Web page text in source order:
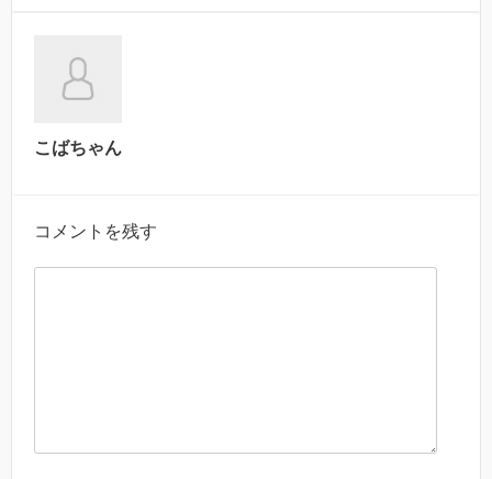
こばちゃん
コメントを残す